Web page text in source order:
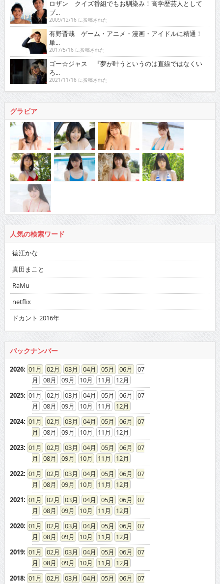
ロザン クイズ番組でもお馴染み！高学歴芸人として
ブ...
2009/12/16 に投稿された
有野晋哉 ゲーム・アニメ・漫画・アイドルに精通！
単...
2017/5/16 に投稿された
ゴー☆ジャス 『夢が叶うというのは直線ではなくい
ろ...
2021/11/16 に投稿された
グラビア
人気の検索ワード
徳江かな
真田まこと
RaMu
netflix
ドカント 2016年
バックナンバー
2026: 01 02 03 04 05 06
07
08
09 10 11
12
2025: 01 02 03 04 05 06
07
08
09 10 11
12
2024: 01 02 03 04 05 06
07
08
09 10 11
12
2023: 01 02 03 04 05 06
07
08
09 10 11
12
2022: 01 02 03 04 05 06
07
08
09 10 11
12
2021: 01 02 03 04 05 06
07
08
09 10 11
12
2020: 01 02 03 04 05 06
07
08
09 10 11
12
2019: 01 02 03 04 05 06
07
08
09 10 11
12
2018: 01 02 03 04 05 06
07